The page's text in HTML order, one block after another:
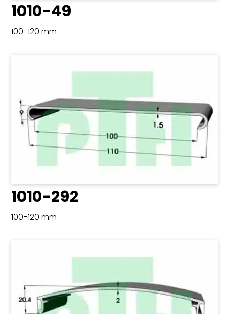
1010-49
100-120 mm
1010-292
100-120 mm